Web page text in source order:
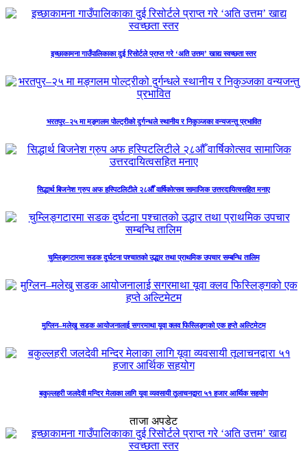
इच्छाकामना गाउँपालिकाका दुई रिसोर्टले प्राप्त गरे ‘अति उत्तम’ खाद्य स्वच्छता स्तर
भरतपुर–२५ मा मङ्गलम पोल्ट्रीको दुर्गन्धले स्थानीय र निकुञ्जका वन्यजन्तु प्रभावित
सिद्धार्थ बिजनेश ग्रुप अफ हस्पिटलिटीले २८औँ वार्षिकोत्सव सामाजिक उत्तरदायित्वसहित मनाए
चुम्लिङ्गटारमा सडक दुर्घटना पश्चातको उद्धार तथा प्राथमिक उपचार सम्बन्धि तालिम
मुग्लिन–मलेखु सडक आयोजनालाई सगरमाथा यूवा क्लव फिस्लिङ्गको एक हप्ते अल्टिमेटम
बकुल्लहरी जलदेवी मन्दिर मेलाका लागि यूवा व्यवसायी तूलाचनद्वारा ५१ हजार आर्थिक सहयोग
ताजा अपडेट